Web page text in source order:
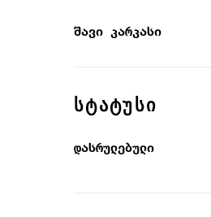
შავი კარკასი
ᲡᲢᲐᲢᲣᲡᲘ
დასრულებული